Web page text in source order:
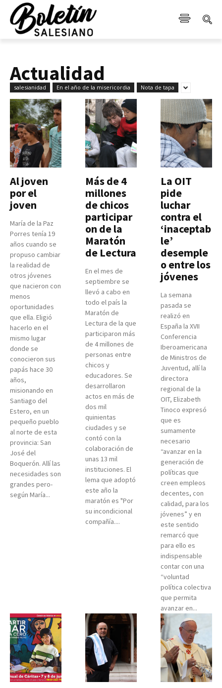
Actualidad
salesianidad En el año de la misericordia Nota de tapa
Al joven
por el
joven
María de la Paz
Porres tenía 19
años cuando se
propuso cambiar
la realidad de
otros jóvenes
que nacieron con
menos
oportunidades
que ella. Eligió
hacerlo en el
mismo lugar
donde se
conocieron sus
papás hace 30
años,
misionando en
Santiago del
Estero, en un
pequeño pueblo
al norte de esta
provincia: San
José del
Boquerón. Allí las
necesidades son
grandes pero-
según María...
Más de 4
millones
de chicos
participar
on de la
Maratón
de Lectura
En el mes de
septiembre se
llevó a cabo en
todo el país la
Maratón de
Lectura de la que
participaron más
de 4 millones de
personas entre
chicos y
educadores. Se
desarrollaron
actos en más de
dos mil
quinientas
ciudades y se
contó con la
colaboración de
unas 13 mil
instituciones. El
lema que adoptó
este año la
maratón es "Por
su incondicional
compañía....
La OIT
pide
luchar
contra el
‘inaceptab
le’
desemple
o entre los
jóvenes
La semana
pasada se
realizó en
España la XVII
Conferencia
Iberoamericana
de Ministros de
Juventud, allí la
directora
regional de la
OIT, Elizabeth
Tinoco expresó
que es
sumamente
necesario
“avanzar en la
generación de
políticas que
creen empleos
decentes, con
calidad, para los
jóvenes” y en
este sentido
remarcó que
para ello es
indispensable
contar con una
“voluntad
política colectiva
que permita
avanzar en...